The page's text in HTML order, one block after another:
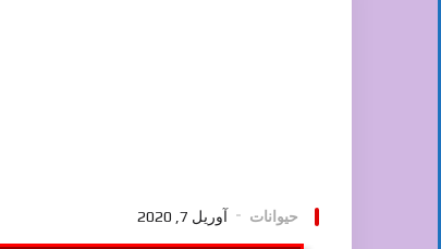
حیوانات آوریل 7, 2020